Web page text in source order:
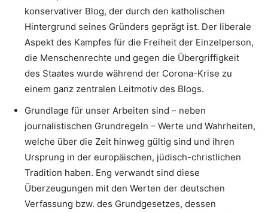
konservativer Blog, der durch den katholischen
Hintergrund seines Gründers geprägt ist. Der liberale
Aspekt des Kampfes für die Freiheit der Einzelperson,
die Menschenrechte und gegen die Übergriffigkeit
des Staates wurde während der Corona-Krise zu
einem ganz zentralen Leitmotiv des Blogs.
Grundlage für unser Arbeiten sind – neben
journalistischen Grundregeln – Werte und Wahrheiten,
welche über die Zeit hinweg gültig sind und ihren
Ursprung in der europäischen, jüdisch-christlichen
Tradition haben. Eng verwandt sind diese
Überzeugungen mit den Werten der deutschen
Verfassung bzw. des Grundgesetzes, dessen